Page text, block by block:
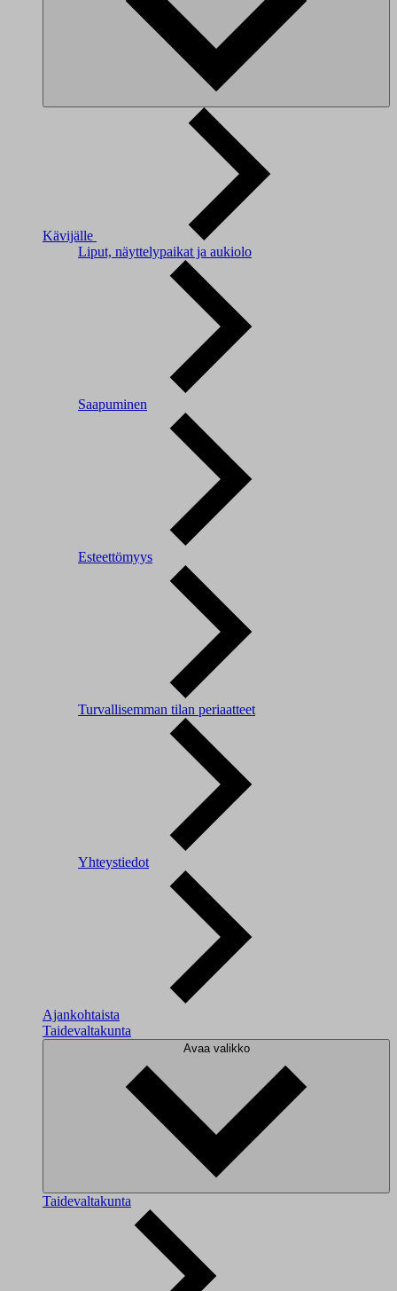
Kävijälle
Liput, näyttelypaikat ja aukiolo
Saapuminen
Esteettömyys
Turvallisemman tilan periaatteet
Yhteystiedot
Ajankohtaista
Taidevaltakunta
Avaa valikko
Taidevaltakunta